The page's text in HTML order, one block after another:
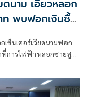
ดนาม เอี่ยวหลอก
ท พบฟอกเงินซื้อ
เซ็นเตอร์เวียดนามฟอก
ที่การไฟฟ้าหลอกชายสูง